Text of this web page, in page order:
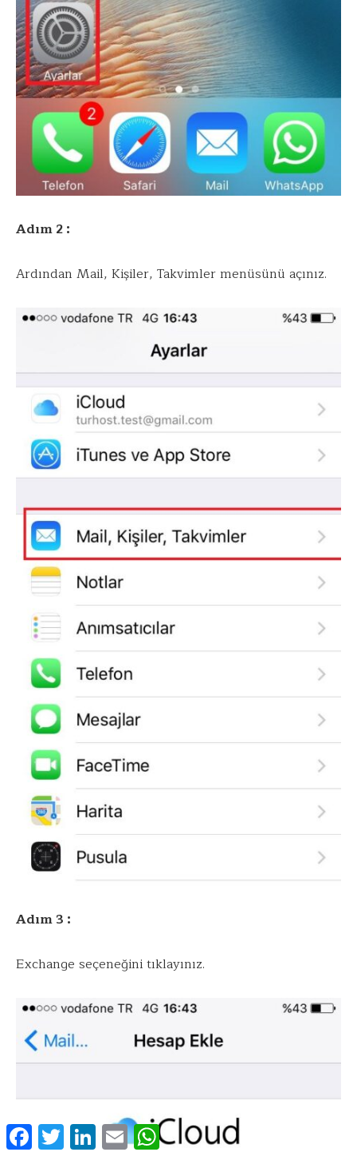
Adım 2 :
Ardından Mail, Kişiler, Takvimler menüsünü açınız.
Adım 3 :
Exchange seçeneğini tıklayınız.
FacebookTwitter LinkedInEmailWhatsApp